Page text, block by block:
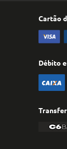
Cartão
Débito